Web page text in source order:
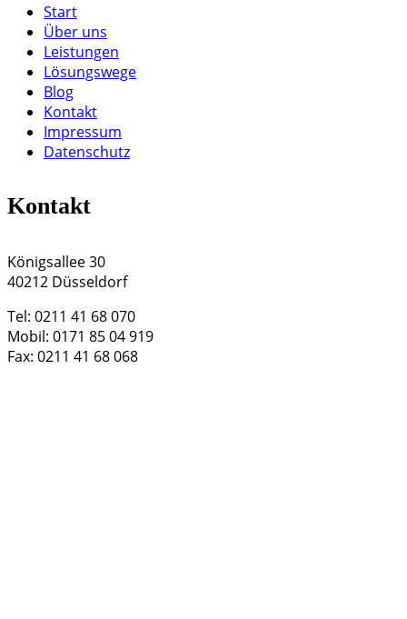
Start
Über uns
Leistungen
Lösungswege
Blog
Kontakt
Impressum
Datenschutz
Kontakt
Königsallee 30
40212 Düsseldorf
Tel: 0211 41 68 070
Mobil: 0171 85 04 919
Fax: 0211 41 68 068